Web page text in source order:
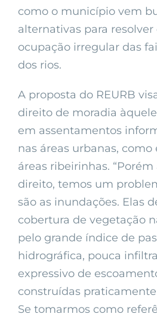
como o município vem
alternativas para
ocupação irregular das
dos rios.
A proposta do REURB
direito de moradia
em assentamentos
nas áreas urbanas, como
áreas ribeirinhas. “Porém
direito, temos um
são as inundações. Elas
cobertura de vegetação
pelo grande índice de
hidrográfica, pouca
expressivo de
construídas
Se tomarmos como